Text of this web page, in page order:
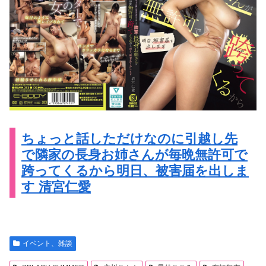
ちょっと話しただけなのに引越し先
で隣家の長身お姉さんが毎晩無許可で
跨ってくるから明日、被害届を出しま
す 清宮仁愛
イベント、雑談